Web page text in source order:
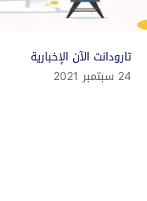
تارودانت الآن الإخبارية
24 سبتمبر 2021